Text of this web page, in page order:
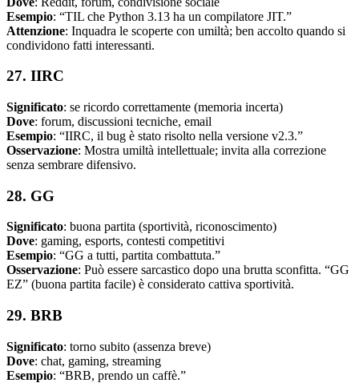
Esempio: “TIL che Python 3.13 ha un compilatore JIT.”
Attenzione: Inquadra le scoperte con umiltà; ben accolto quando si
condividono fatti interessanti.
27. IIRC
Significato: se ricordo correttamente (memoria incerta)
Dove: forum, discussioni tecniche, email
Esempio: “IIRC, il bug è stato risolto nella versione v2.3.”
Osservazione: Mostra umiltà intellettuale; invita alla correzione
senza sembrare difensivo.
28. GG
Significato: buona partita (sportività, riconoscimento)
Dove: gaming, esports, contesti competitivi
Esempio: “GG a tutti, partita combattuta.”
Osservazione: Può essere sarcastico dopo una brutta sconfitta. “GG
EZ” (buona partita facile) è considerato cattiva sportività.
29. BRB
Significato: torno subito (assenza breve)
Dove: chat, gaming, streaming
Esempio: “BRB, prendo un caffè.”